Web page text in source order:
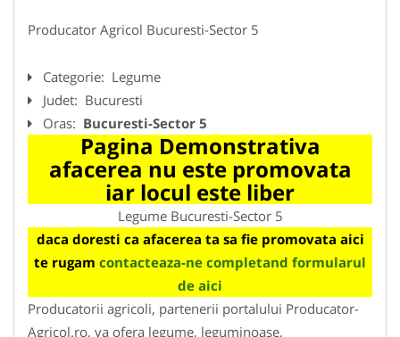
Producator Agricol Bucuresti-Sector 5
Categorie: Legume
Judet: Bucuresti
Oras: Bucuresti-Sector 5
Pagina Demonstrativa
afacerea nu este promovata
iar locul este liber
Legume Bucuresti-Sector 5
daca doresti ca afacerea ta sa fie promovata aici
te rugam contacteaza-ne completand formularul
de aici
Producatorii agricoli, partenerii portalului Producator-
Agricol.ro, va ofera legume, leguminoase,